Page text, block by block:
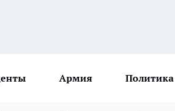
Армия Политика